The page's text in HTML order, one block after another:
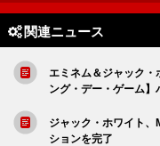
関連ニュース
エミネム＆ジャック
ング・デー・ゲーム
ジャック・ホワイト
ションを完了